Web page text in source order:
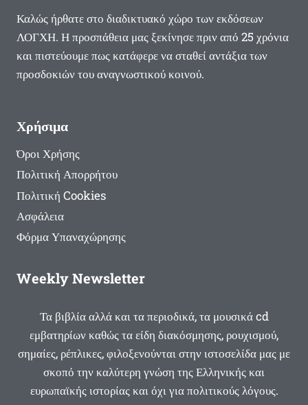
Καλώς ήρθατε στο διαδικτυακό χώρο των εκδόσεων
ΛΟΓΧΗ. Η προσπάθεια μας ξεκίνησε πριν από 25 χρόνια
και πιστεύουμε πως κατάφερε να σταθεί αντάξια των
προσδοκιών του αναγνωστικού κοινού.
Χρήσιμα
Όροι Χρήσης
Πολιτική Απορρήτου
Πολιτική Cookies
Ασφάλεια
Φόρμα Υπαναχώρησης
Weekly Newsletter
Τα βιβλία αλλά και τα περιοδικά, τα μουσικά cd
εμβατηρίων καθώς τα είδη διακόσμησης, ρουχισμού,
σημαίες, ρέπλικες, φιλοξενούνται στην ιστοσελίδα μας με
σκοπό την καλύτερη γνώση της Ελληνικής και
ευρωπαϊκής ιστορίας και όχι για πολιτικούς λόγους.